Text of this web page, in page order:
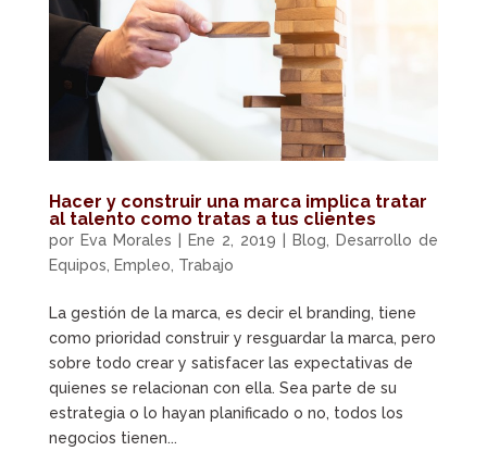
Hacer y construir una marca implica tratar
al talento como tratas a tus clientes
por Eva Morales Ene 2, 2019 Blog
Desarrollo de
Equipos
Empleo Trabajo
La gestión de la marca, es decir el branding, tiene
como prioridad construir y resguardar la marca, pero
sobre todo crear y satisfacer las expectativas de
quienes se relacionan con ella. Sea parte de su
estrategia o lo hayan planificado o no, todos los
negocios tienen...